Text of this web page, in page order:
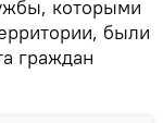
которыми
были
граждан